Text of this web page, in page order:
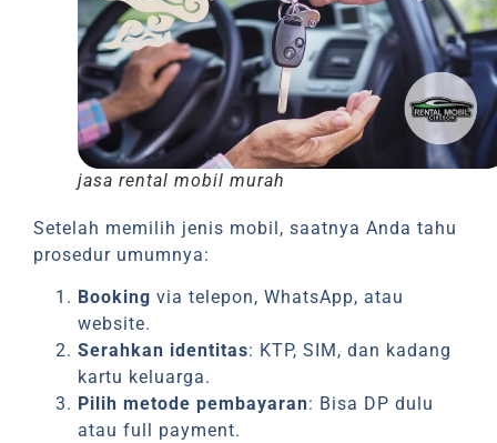
jasa rental mobil murah
Setelah memilih jenis mobil, saatnya Anda tahu
prosedur umumnya:
Booking via telepon, WhatsApp, atau
website.
Serahkan identitas: KTP, SIM, dan kadang
kartu keluarga.
Pilih metode pembayaran: Bisa DP dulu
atau full payment.